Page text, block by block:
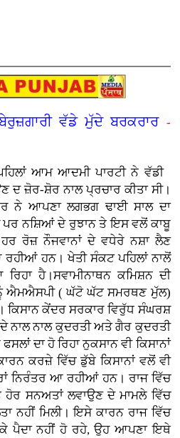
ਵੱਡੇ ਮੁੱਦੇ ਬਰਕਰਾਰ -
ਆਮ ਆਦਮੀ ਪਾਰਟੀ ਨੇ ਵੱਡੀ
ਦ ਜ਼ੋਰ-ਸ਼ੋਰ ਨਾਲ ਪ੍ਰਚਾਰ ਕੀਤਾ ਸੀ।
ਨੇ ਆਪਣਾ ਲਗਭਗ ਢਾਈ ਸਾਲ ਦਾ
ਪਰ ਨਸ਼ਿਆਂ ਦੇ ਰੁਝਾਨ ਤੇ ਇਸ ਵਲੋਂ ਕਾਬੂ
ਰੋਜ਼ ਨੌਜਵਾਨਾਂ ਦੇ ਵਧੇਰੇ ਨਸ਼ਾ ਲੈਣ
ਹਨ। ਖੇਤੀ ਸੰਕਟ ਪਹਿਲਾਂ ਨਾਲੋਂ
ਹੈ।ਸਵਾਮੀਨਾਥਨ ਕਮਿਸ਼ਨ ਦੀ
ਨੂੰ ਐਮਐਸਪੀ ( ਘੱਟੋ ਘੱਟ ਸਮਰਥਣ ਮੁੱਲ)
ਕਿਸਾਨ ਕੇਂਦਰ ਸਰਕਾਰ ਵਿਰੁੱਧ ਸੰਘਰਸ਼
ਨਾਲ ਕੁਦਰਤੀ ਅਤੇ ਗੈਰ ਕੁਦਰਤੀ
ਦਾ ਹੋ ਰਿਹਾ ਨੁਕਸਾਨ ਵੀ ਕਿਸਾਨਾਂ
ਕਰਜ਼ੇ ਵਿੱਚ ਡੁੱਬੇ ਕਿਸਾਨਾਂ ਵਲੋਂ ਵੀ
ਨਿਰੰਤਰ ਆ ਰਹੀਆਂ ਹਨ। ਰਾਜ ਵਿੱਚ
ਸਨਅਤਾਂ ਲਵਾਉਣ ਦੇ ਮਾਮਲੇ ਵਿੱਚ
ਨਹੀਂ ਮਿਲੀ। ਇਸੇ ਕਾਰਨ ਰਾਜ ਵਿੱਚ
ਪੈਦਾ ਨਹੀਂ ਹੋ ਰਹੇ, ਉਹ ਆਪਣਾ ਇਥੇ